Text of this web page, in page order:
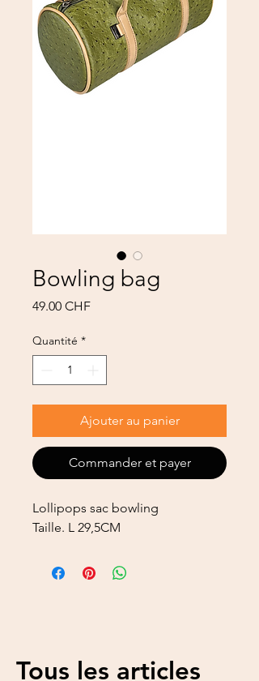
Bowling bag
49.00 CHFPrix
Quantité *
Ajouter au panier
Commander et payer
Lollipops sac bowling
Taille. L 29,5CM
Tous les articles